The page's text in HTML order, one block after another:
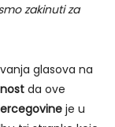
zakinuti za
glasova na
da ove
je u